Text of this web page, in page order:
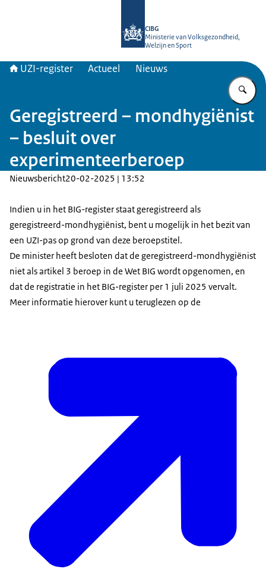
CIBG
Ministerie van Volksgezondheid,
Welzijn en Sport
UZI-register Actueel Nieuws
Geregistreerd – mondhygiënist
– besluit over
experimenteerberoep
Nieuwsbericht20-02-2025 | 13:52
Indien u in het BIG-register staat geregistreerd als
geregistreerd-mondhygiënist, bent u mogelijk in het bezit van
een UZI-pas op grond van deze beroepstitel.
De minister heeft besloten dat de geregistreerd-mondhygiënist
niet als artikel 3 beroep in de Wet BIG wordt opgenomen, en
dat de registratie in het BIG-register per 1 juli 2025 vervalt.
Meer informatie hierover kunt u teruglezen op de